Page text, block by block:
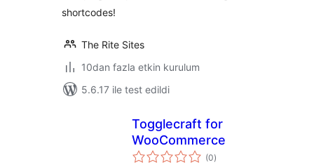
shortcodes!
The Rite Sites
10dan fazla etkin kurulum
5.6.17 ile test edildi
Togglecraft for
WooCommerce
(0toplam
puan
)